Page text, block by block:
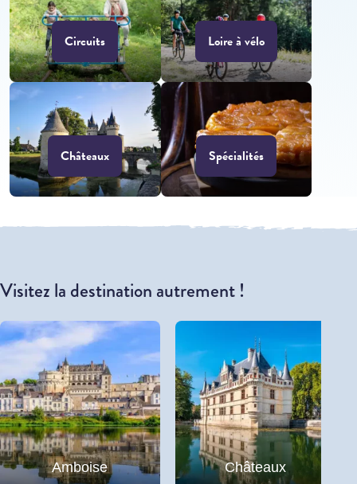
Circuits Loire à vélo
Châteaux Spécialités
Visitez la destination autrement !
Amboise Châteaux